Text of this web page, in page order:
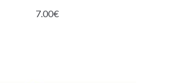
7.00€